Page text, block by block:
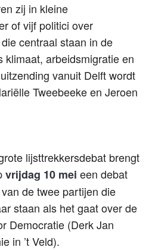
zij in kleine
of vijf politici over
centraal staan in de
klimaat, arbeidsmigratie en
vanuit Delft wordt
Tweebeeke en Jeroen
lijsttrekkersdebat brengt
vrijdag 10 mei een debat
de twee partijen die
staan als het gaat over de
Democratie (Derk Jan
in ’t Veld).